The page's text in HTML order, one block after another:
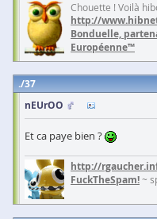
Chouette ! Voilà
http://
Bonduelle,
Européenne™
37
nEUrOO
Et ca paye bien ?
http://
FuckTheSpam!~